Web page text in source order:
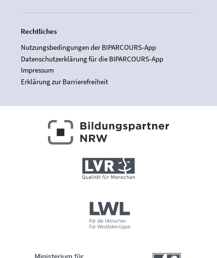
Rechtliches
Nutzungsbedingungen der BIPARCOURS-App
Datenschutzerklärung für die BIPARCOURS-App
Impressum
Erklärung zur Barrierefreiheit